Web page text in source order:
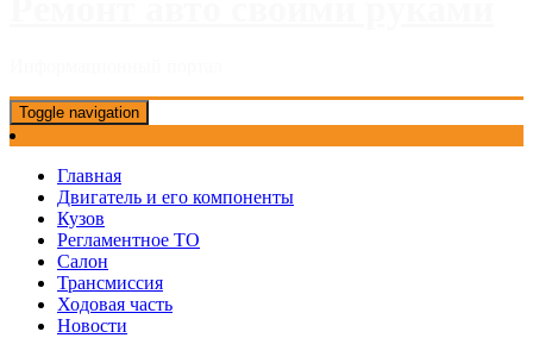
Toggle navigation
Главная
Двигатель и его компоненты
Кузов
Регламентное ТО
Салон
Трансмиссия
Ходовая часть
Новости